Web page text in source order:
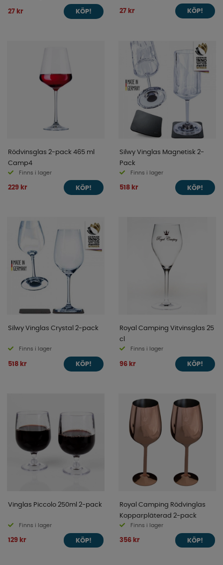
27 kr KÖP! 27 kr KÖP!
Rödvinsglas 2-pack 465 ml
Camp4
Finns i lager
229 kr KÖP!
Silwy Vinglas Magnetisk 2-
Pack
Finns i lager
518 kr KÖP!
Silwy Vinglas Crystal 2-pack
Finns i lager
518 kr KÖP!
Royal Camping Vitvinsglas 25
cl
Finns i lager
96 kr KÖP!
Vinglas Piccolo 250ml 2-pack
Finns i lager
129 kr KÖP!
Royal Camping Rödvinglas
Kopparpläterad 2-pack
Finns i lager
356 kr KÖP!